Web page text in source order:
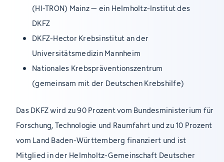
(HI-TRON) Mainz – ein Helmholtz-Institut des
DKFZ
DKFZ-Hector Krebsinstitut an der
Universitätsmedizin Mannheim
Nationales Krebspräventionszentrum
(gemeinsam mit der Deutschen Krebshilfe)
Das DKFZ wird zu 90 Prozent vom Bundesministerium für
Forschung, Technologie und Raumfahrt und zu 10 Prozent
vom Land Baden-Württemberg finanziert und ist
Mitglied in der Helmholtz-Gemeinschaft Deutscher